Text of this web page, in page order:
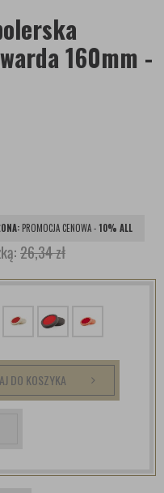
160mm -
PROMOCJA CENOWA -10% ALL
26,34 zł
DO KOSZYKA